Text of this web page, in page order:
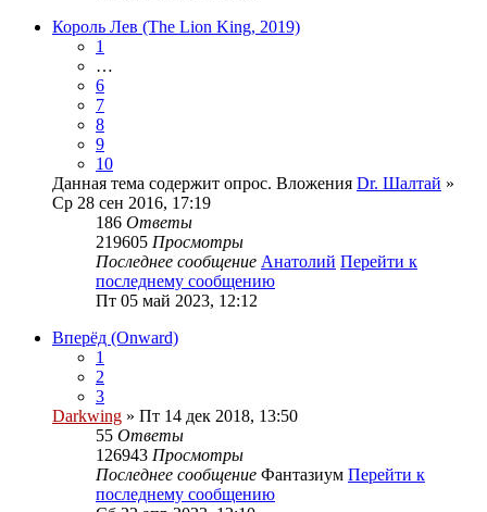
Король Лев (The Lion King, 2019)
1
…
6
7
8
9
10
Данная тема содержит опрос. Вложения Dr. Шалтай »
Ср 28 сен 2016, 17:19
186 Ответы
219605 Просмотры
Последнее сообщение Анатолий Перейти к
последнему сообщению
Пт 05 май 2023, 12:12
Вперёд (Onward)
1
2
3
Darkwing » Пт 14 дек 2018, 13:50
55 Ответы
126943 Просмотры
Последнее сообщение Фантазиум Перейти к
последнему сообщению